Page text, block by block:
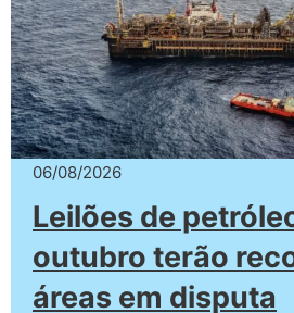
06/08/2026
Leilões de
outubro terão
áreas em disputa